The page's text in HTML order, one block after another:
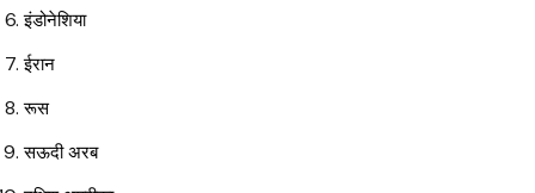
इंडोनेशिया
ईरान
रूस
सऊदी अरब